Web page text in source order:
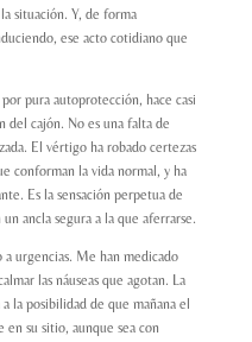
situación. Y, de forma
ese acto cotidiano que
pura autoprotección, hace casi
del cajón. No es una falta de
El vértigo ha robado certezas
conforman la vida normal, y ha
Es la sensación perpetua de
ancla segura a la que aferrarse.
urgencias. Me han medicado
las náuseas que agotan. La
la posibilidad de que mañana el
su sitio, aunque sea con